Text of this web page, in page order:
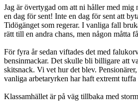
Jag är övertygad om att ni håller med mig
en dag för sent! Inte en dag för sent att
Tidögänget som regerar. I vanliga fall
rätt till en andra chans, men någon måtta
För fyra år sedan viftades det med
bensinmackar. Det skulle bli billigare att
skitsnack. Vi vet hur det blev.
vanliga arbetaryrken har haft extremt tuffa
Klassamhället är på väg tillbaka med